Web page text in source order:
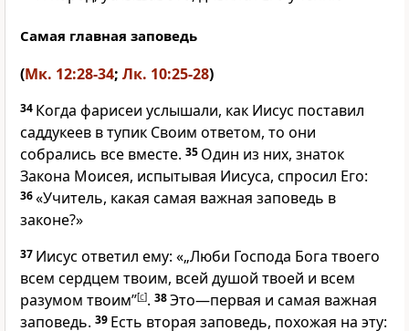
Самая главная заповедь
(Мк. 12:28-34; Лк. 10:25-28)
34 Когда фарисеи услышали, как Иисус поставил
саддукеев в тупик Своим ответом, то они
собрались все вместе. 35 Один из них, знаток
Закона Моисея, испытывая Иисуса, спросил Его:
36«Учитель, какая самая важная заповедь в
законе?»
37 Иисус ответил ему: «„Люби Господа Бога твоего
всем сердцем твоим, всей душой твоей и всем
разумом твоим”[c]. 38Это—первая и самая важная
заповедь. 39 Есть вторая заповедь, похожая на эту: